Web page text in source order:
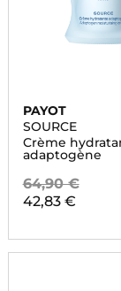
PAYOT
SOURCE
Crème
adaptogène
64,90 €
42,83 €